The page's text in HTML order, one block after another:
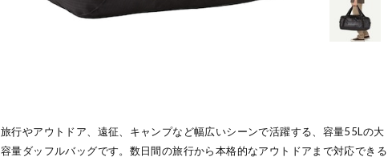
旅行やアウトドア、遠征、キャンプなど幅広いシーンで活躍する、容量55Lの大
容量ダッフルバッグです。数日間の旅行から本格的なアウトドアまで対応できる